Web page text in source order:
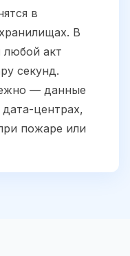
в
В
любой акт
секунд.
— данные
центрах,
пожаре или